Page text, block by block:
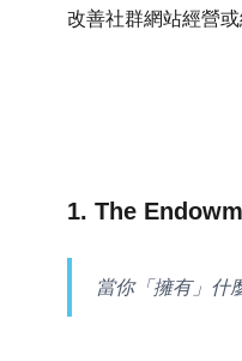
改善社群網站經營或
1. The
當你「擁有」什